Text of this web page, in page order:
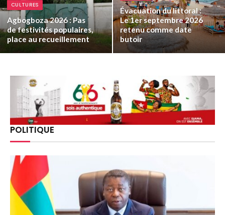
CULTURES
Agbogboza 2026 : Pas
de festivités populaires,
place au recueillement
Évacuation du littoral :
Le 1er septembre 2026
retenu comme date
butoir
POLITIQUE